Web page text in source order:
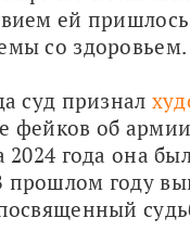
ей
со
суд признал
фейков об
2024 года она
прошлом году